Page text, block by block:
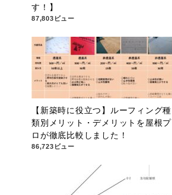
す！】
87,803ビュー
【新築時に役立つ】ルーフィング種
類別メリット・デメリットを屋根プ
ロが徹底比較しました！
86,723ビュー